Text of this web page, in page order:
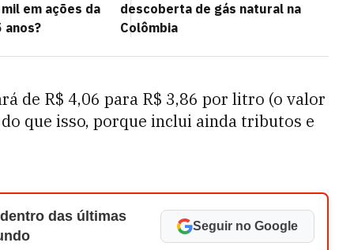
em ações da
anos?
descoberta de gás natural na
Colômbia
de R$ 4,06 para R$ 3,86 por litro (o valor
que isso, porque inclui ainda tributos e
das últimas
Seguir no Google